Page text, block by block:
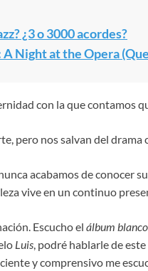
¿3 o 3000 acordes?
A Night at the Opera
con la que contamos
pero nos salvan del drama
acabamos de conocer
vive en un continuo
Escucho el álbum blanco
Luis, podré hablarle de
y comprensivo me